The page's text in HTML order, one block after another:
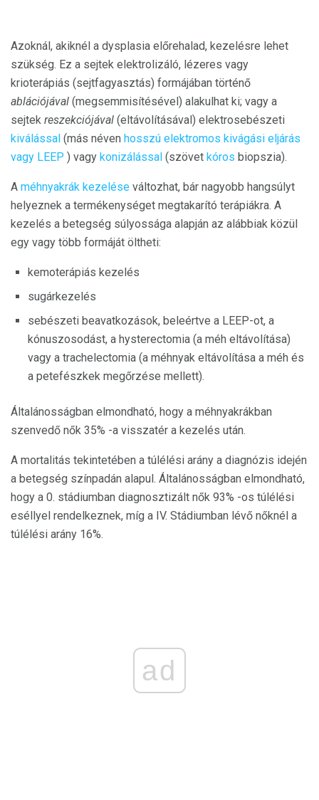
Azoknál, akiknél a dysplasia előrehalad, kezelésre lehet
szükség. Ez a sejtek elektrolizáló, lézeres vagy
krioterápiás (sejtfagyasztás) formájában történő
ablációjával (megsemmisítésével) alakulhat ki; vagy a
sejtek reszekciójával (eltávolításával) elektrosebészeti
kiválással (más néven hosszú elektromos kivágási eljárás
vagy LEEP ) vagy konizálással (szövet kóros biopszia).
A méhnyakrák kezelése változhat, bár nagyobb hangsúlyt
helyeznek a termékenységet megtakarító terápiákra. A
kezelés a betegség súlyossága alapján az alábbiak közül
egy vagy több formáját öltheti:
kemoterápiás kezelés
sugárkezelés
sebészeti beavatkozások, beleértve a LEEP-ot, a
kónuszosodást, a hysterectomia (a méh eltávolítása)
vagy a trachelectomia (a méhnyak eltávolítása a méh és
a petefészkek megőrzése mellett).
Általánosságban elmondható, hogy a méhnyakrákban
szenvedő nők 35% -a visszatér a kezelés után.
A mortalitás tekintetében a túlélési arány a diagnózis idején
a betegség színpadán alapul. Általánosságban elmondható,
hogy a 0. stádiumban diagnosztizált nők 93% -os túlélési
eséllyel rendelkeznek, míg a IV. Stádiumban lévő nőknél a
túlélési arány 16%.
ad